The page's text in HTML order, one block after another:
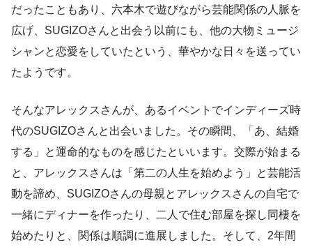
だったこともあり、六本木で遊びながら芸能関係の人脈を
広げ、SUGIZOさんと出会う以前にも、他の大物ミュージ
シャンと恋愛をしていたという、華やかな日々を送ってい
たようです。
そんなアレックスさんが、あるイベントでインディーズ時
代のSUGIZOさんと出会いました。その瞬間、「あ、結婚
する」と運命的なものを感じたといいます。交際が始まる
と、アレックスさんは「第二の人生を始めよう」と芸能活
動を諦め、SUGIZOさんの母親とアレックスさんの自宅で
一緒にディナーを作ったり、二人で住む部屋を探し同棲を
始めたりと、関係は順調に進展しました。そして、2年間